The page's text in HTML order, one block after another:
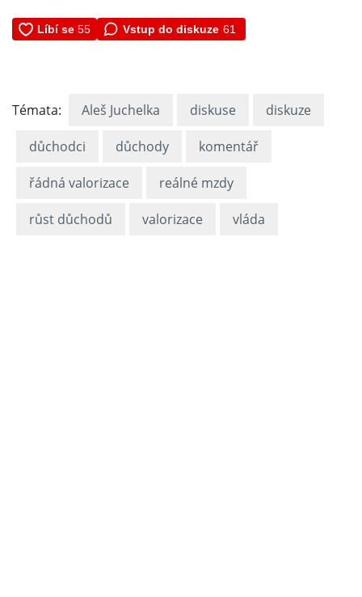
Vstup do diskuze 61
Témata: Aleš Juchelka diskuse diskuze
důchodci důchody komentář
řádná valorizace reálné mzdy
růst důchodů valorizace vláda